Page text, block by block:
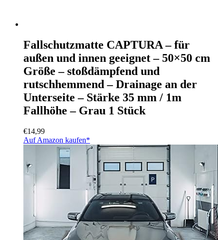
Fallschutzmatte CAPTURA – für
außen und innen geeignet – 50×50 cm
Größe – stoßdämpfend und
rutschhemmend – Drainage an der
Unterseite – Stärke 35 mm / 1m
Fallhöhe – Grau 1 Stück
€14,99
Auf Amazon kaufen*